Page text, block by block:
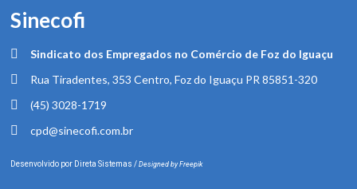
Sinecofi
Sindicato dos Empregados no Comércio de Foz do Iguaçu
Rua Tiradentes, 353 Centro, Foz do Iguaçu PR 85851-320
(45) 3028-1719
cpd@sinecofi.com.br
Desenvolvido por Direta Sistemas / Designed by Freepik